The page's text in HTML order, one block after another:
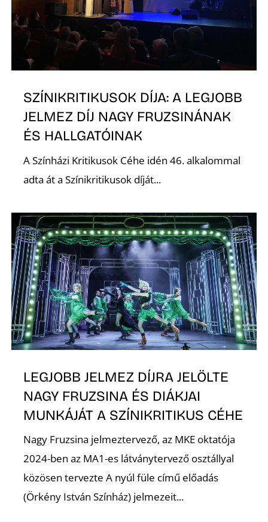
SZÍNIKRITIKUSOK DÍJA: A LEGJOBB
JELMEZ DÍJ NAGY FRUZSINÁNAK
ÉS HALLGATÓINAK
A Színházi Kritikusok Céhe idén 46. alkalommal
adta át a Színikritikusok díját...
LEGJOBB JELMEZ DÍJRA JELÖLTE
NAGY FRUZSINA ÉS DIÁKJAI
MUNKÁJÁT A SZÍNIKRITIKUS CÉHE
Nagy Fruzsina jelmeztervező, az MKE oktatója
2024-ben az MA1-es látványtervező osztállyal
közösen tervezte A nyúl füle című előadás
(Örkény István Színház) jelmezeit...